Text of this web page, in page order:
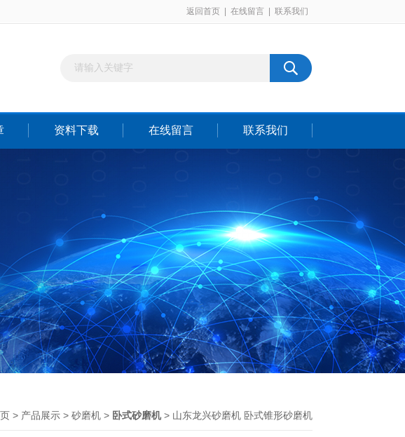
返回首页 在线留言 联系我们
资料下载 在线留言 联系我们
> 产品展示 > 砂磨机 > 卧式砂磨机> 山东龙兴砂磨机 卧式锥形砂磨机